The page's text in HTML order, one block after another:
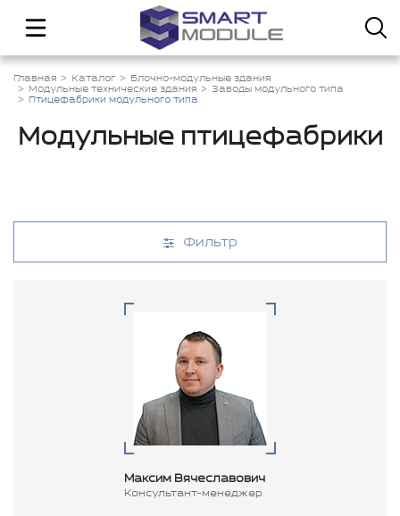
Главная Каталог
Блочно-модульные здания
Модульные технические здания
Заводы модульного типа
Птицефабрики модульного типа
Модульные птицефабрики
Фильтр
Максим Вячеславович
Консультант-менеджер